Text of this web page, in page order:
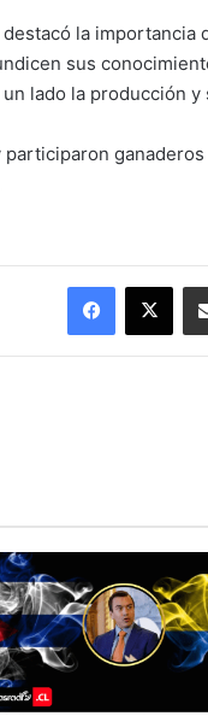
la importancia
sus
lado la producción
Facebook
X